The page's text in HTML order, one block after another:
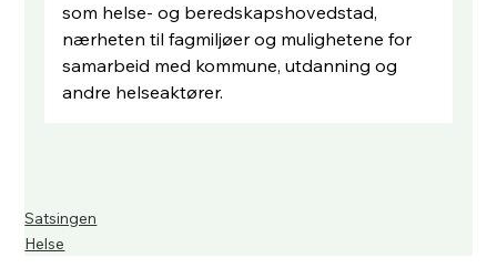
som helse- og beredskapshovedstad,
nærheten til fagmiljøer og mulighetene for
samarbeid med kommune, utdanning og
andre helseaktører.
Satsingen
Helse